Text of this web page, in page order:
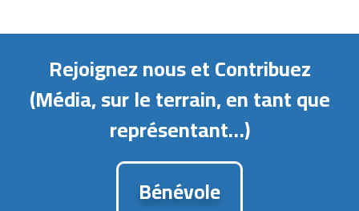
Rejoignez nous et Contribuez
(Média, sur le terrain, en tant que
représentant…)
Bénévole